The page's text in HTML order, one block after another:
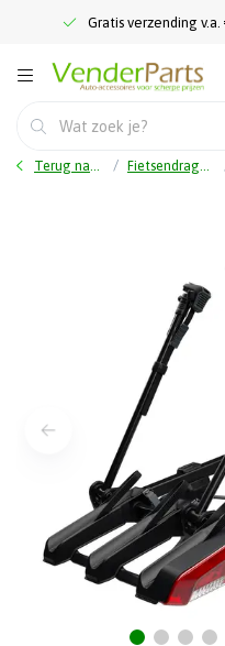
Gratis verzending
Terug naar home Fietsendragers